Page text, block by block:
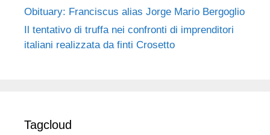
Obituary: Franciscus alias Jorge Mario Bergoglio
Il tentativo di truffa nei confronti di imprenditori
italiani realizzata da finti Crosetto
Tagcloud